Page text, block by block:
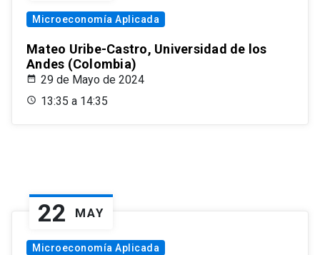
Microeconomía Aplicada
Mateo Uribe-Castro, Universidad de los
Andes (Colombia)
29 de Mayo de 2024
13:35 a 14:35
22 MAY
Microeconomía Aplicada